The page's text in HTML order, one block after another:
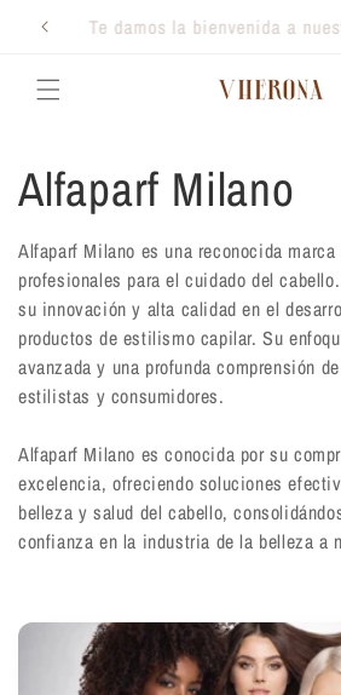
directamenteTe damos la bienvenida a
C
o
l
e
c
c
i
n
Alfaparf Milano
Alfaparf Milano es una reconocida
profesionales para el cuidado del
su innovación y alta calidad en el
productos de estilismo capilar. Su
avanzada y una profunda comprensión
estilistas y consumidores.
Alfaparf Milano es conocida por su
excelencia, ofreciendo soluciones
belleza y salud del cabello,
confianza en la industria de la belleza a